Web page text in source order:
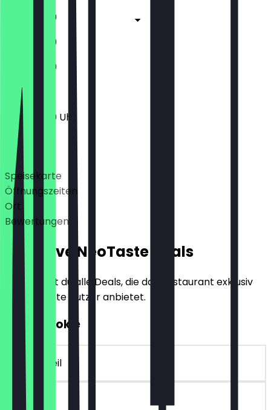
11:30 - 21:00
11:30 - 21:00
11:30 - 21:00
11:30 - 21:00 Uhr
Deals
Speisekarte
Öffnungszeiten
Ort
Bewertungen
Exklusive NeoTaste Deals
Hier findest du alle Deals, die das Restaurant exklusiv
für NeoTaste Nutzer anbietet.
4für2 Cookie
~8 € Vorteil